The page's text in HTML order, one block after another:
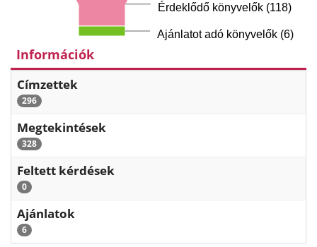
Érdeklődő könyvelők (118)
Ajánlatot adó könyvelők (6)
Információk
Címzettek
296
Megtekintések
328
Feltett kérdések
0
Ajánlatok
6